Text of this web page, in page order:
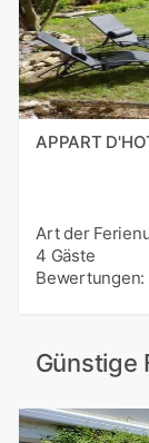
APPART
Art der
4 Gäste
Bewertungen:
Günstige